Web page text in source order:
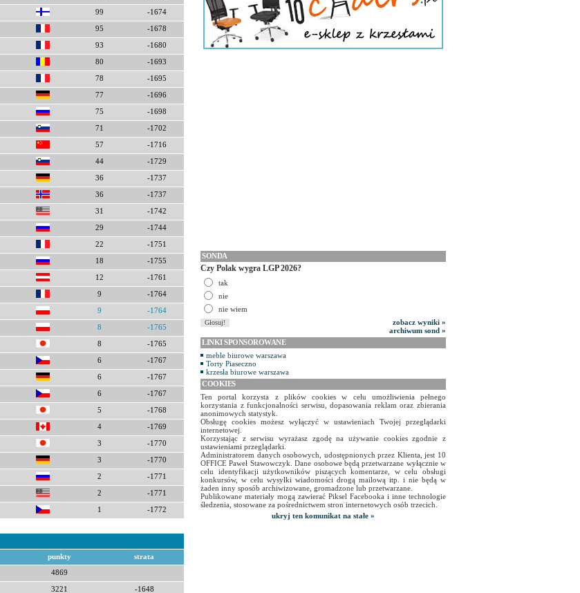
99 -1674
95 -1678
93 -1680
80 -1693
78 -1695
77 -1696
75 -1698
71 -1702
57 -1716
44 -1729
36 -1737
36 -1737
31 -1742
29 -1744
22 -1751
18 -1755
12 -1761
9 -1764
9 -1764
8 -1765
8 -1765
6 -1767
6 -1767
6 -1767
5 -1768
4 -1769
3 -1770
3 -1770
2 -1771
2 -1771
1 -1772
punkty strata
4869
3221 -1648
SONDA
Czy Polak wygra LGP 2026?
tak
nie
nie wiem
zobacz wyniki »
archiwum sond »
LINKI SPONSOROWANE
meble biurowe warszawa
Torty Piaseczno
krzesła biurowe warszawa
COOKIES
Ten portal korzysta z plików cookies w celu umożliwienia pełnego
korzystania z funkcjonalności serwisu, dopasowania reklam oraz zbierania
anonimowych statystyk.
Obsługę cookies możesz wyłączyć w ustawieniach Twojej przeglądarki
internetowej.
Korzystając z serwisu wyrażasz zgodę na używanie cookies zgodnie z
ustawieniami przeglądarki.
Administratorem danych osobowych, udostępnionych przez Klienta, jest 10
OFFICE Paweł Stawowczyk. Dane osobowe będą przetwarzane wyłącznie w
celu identyfikacji użytkowników piszących komentarze, w celu obsługi
konkursów, w celu wysyłki wiadomości drogą mailową itp. i nie będą w
żaden inny sposób archiwizowane, gromadzone lub przetwarzane.
Publikowane materiały mogą zawierać Piksel Facebooka i inne technologie
śledzenia, stosowane za pośrednictwem stron internetowych osób trzecich.
ukryj ten komunikat na stałe »